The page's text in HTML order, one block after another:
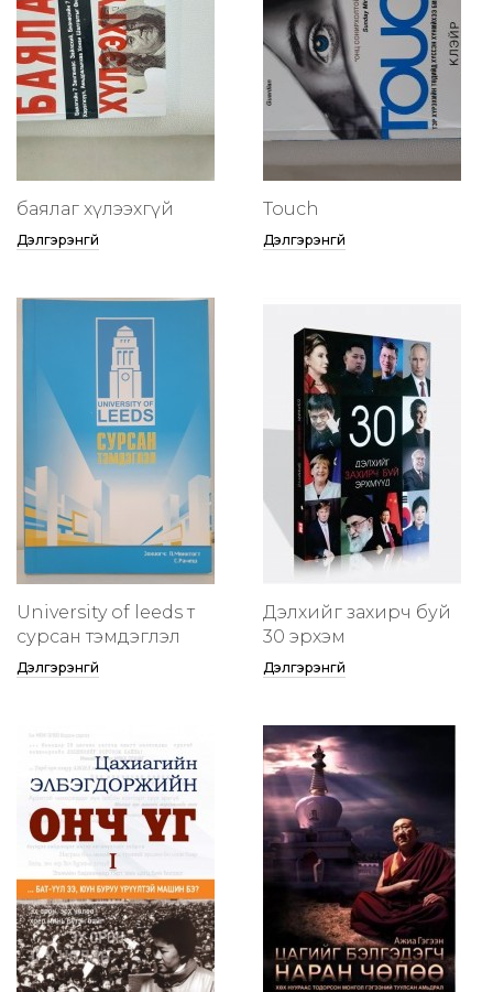
баялаг хүлээхгүй
Дэлгэрэнгүй
Touch
Дэлгэрэнгүй
University of leeds т
сурсан тэмдэглэл
Дэлгэрэнгүй
Дэлхийг захирч буй
30 эрхэм
Дэлгэрэнгүй